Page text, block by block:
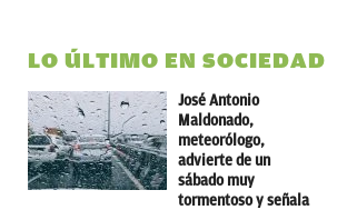
LO ÚLTIMO EN SOCIEDAD
José Antonio
Maldonado,
meteorólogo,
advierte de un
sábado muy
tormentoso y señala